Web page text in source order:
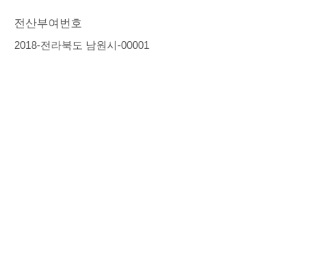
전산부여번호
2018-전라북도 남원시-00001